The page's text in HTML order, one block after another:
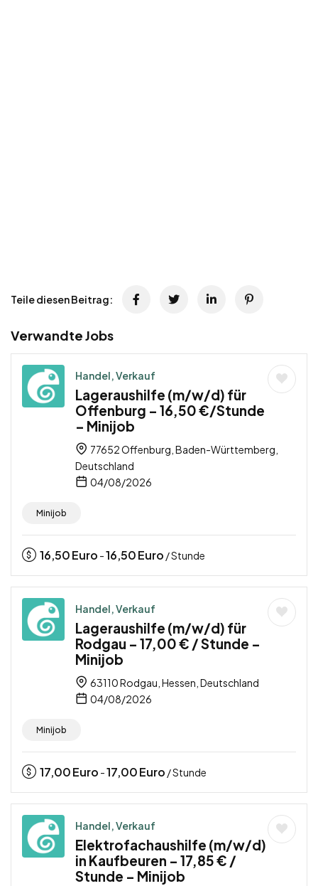
Teile diesen Beitrag:
Verwandte Jobs
Handel, Verkauf
Lageraushilfe (m/w/d) für
Offenburg – 16,50 €/Stunde
– Minijob
77652 Offenburg, Baden-Württemberg,
Deutschland
04/08/2026
Minijob
16,50Euro -16,50Euro / Stunde
Handel, Verkauf
Lageraushilfe (m/w/d) für
Rodgau – 17,00 € / Stunde –
Minijob
63110 Rodgau, Hessen, Deutschland
04/08/2026
Minijob
17,00Euro -17,00Euro / Stunde
Handel, Verkauf
Elektrofachaushilfe (m/w/d)
in Kaufbeuren – 17,85 € /
Stunde – Minijob